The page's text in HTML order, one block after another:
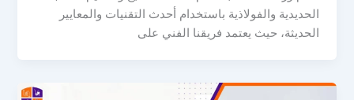
الحديدية والفولاذية باستخدام أحدث التقنيات والمعايير
الحديثة، حيث يعتمد فريقنا الفني على